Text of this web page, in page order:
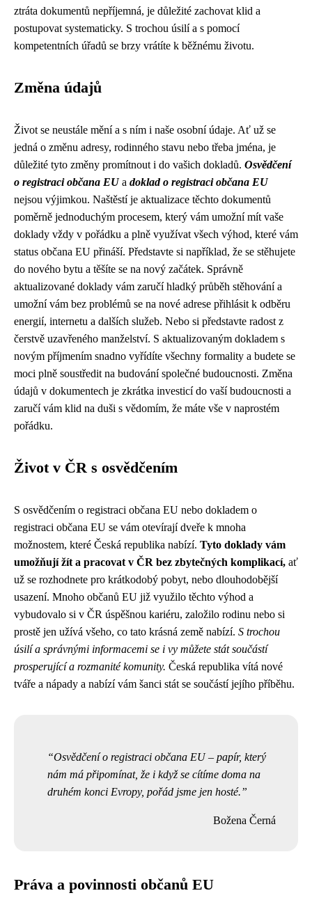
ztráta dokumentů nepříjemná, je důležité zachovat klid a
postupovat systematicky. S trochou úsilí a s pomocí
kompetentních úřadů se brzy vrátíte k běžnému životu.
Změna údajů
Život se neustále mění a s ním i naše osobní údaje. Ať už se
jedná o změnu adresy, rodinného stavu nebo třeba jména, je
důležité tyto změny promítnout i do vašich dokladů. Osvědčení
o registraci občana EUa doklad o registraci občana EU
nejsou výjimkou. Naštěstí je aktualizace těchto dokumentů
poměrně jednoduchým procesem, který vám umožní mít vaše
doklady vždy v pořádku a plně využívat všech výhod, které vám
status občana EU přináší. Představte si například, že se stěhujete
do nového bytu a těšíte se na nový začátek. Správně
aktualizované doklady vám zaručí hladký průběh stěhování a
umožní vám bez problémů se na nové adrese přihlásit k odběru
energií, internetu a dalších služeb. Nebo si představte radost z
čerstvě uzavřeného manželství. S aktualizovaným dokladem s
novým příjmením snadno vyřídíte všechny formality a budete se
moci plně soustředit na budování společné budoucnosti. Změna
údajů v dokumentech je zkrátka investicí do vaší budoucnosti a
zaručí vám klid na duši s vědomím, že máte vše v naprostém
pořádku.
Život v ČR s osvědčením
S osvědčením o registraci občana EU nebo dokladem o
registraci občana EU se vám otevírají dveře k mnoha
možnostem, které Česká republika nabízí. Tyto doklady vám
umožňují žít a pracovat v ČR bez zbytečných komplikací, ať
už se rozhodnete pro krátkodobý pobyt, nebo dlouhodobější
usazení. Mnoho občanů EU již využilo těchto výhod a
vybudovalo si v ČR úspěšnou kariéru, založilo rodinu nebo si
prostě jen užívá všeho, co tato krásná země nabízí. S trochou
úsilí a správnými informacemi se i vy můžete stát součástí
prosperující a rozmanité komunity. Česká republika vítá nové
tváře a nápady a nabízí vám šanci stát se součástí jejího příběhu.
Osvědčení o registraci občana EU – papír, který
nám má připomínat, že i když se cítíme doma na
druhém konci Evropy, pořád jsme jen hosté.
Božena Černá
Práva a povinnosti občanů EU